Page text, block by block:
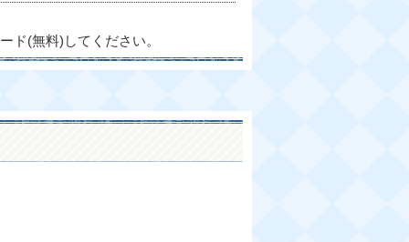
ド(無料)してください。